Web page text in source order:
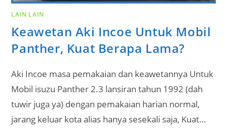
LAIN LAIN
Keawetan Aki Incoe Untuk Mobil
Panther, Kuat Berapa Lama?
Aki Incoe masa pemakaian dan keawetannya Untuk
Mobil isuzu Panther 2.3 lansiran tahun 1992 (dah
tuwir juga ya) dengan pemakaian harian normal,
jarang keluar kota alias hanya sesekali saja, Kuat…